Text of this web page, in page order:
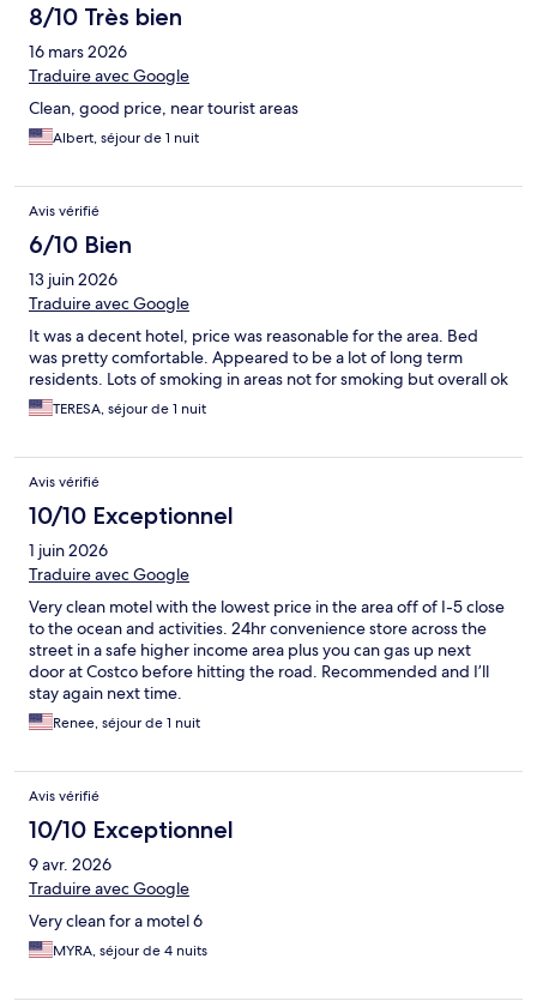
8/10 Très bien
16 mars 2026
Traduire avec Google
Clean, good price, near tourist areas
Albert, séjour de 1 nuit
Avis vérifié
6/10 Bien
13 juin 2026
Traduire avec Google
It was a decent hotel, price was reasonable for the area. Bed
was pretty comfortable. Appeared to be a lot of long term
residents. Lots of smoking in areas not for smoking but overall ok
TERESA, séjour de 1 nuit
Avis vérifié
10/10 Exceptionnel
1 juin 2026
Traduire avec Google
Very clean motel with the lowest price in the area off of I-5 close
to the ocean and activities. 24hr convenience store across the
street in a safe higher income area plus you can gas up next
door at Costco before hitting the road. Recommended and I’ll
stay again next time.
Renee, séjour de 1 nuit
Avis vérifié
10/10 Exceptionnel
9 avr. 2026
Traduire avec Google
Very clean for a motel 6
MYRA, séjour de 4 nuits